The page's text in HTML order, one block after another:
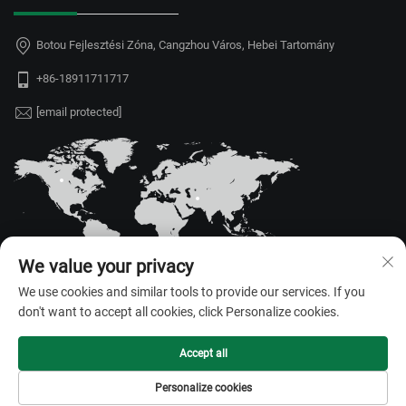
Botou Fejlesztési Zóna, Cangzhou Város, Hebei Tartomány
+86-18911711717
[email protected]
Minden jog fenntartva. —Adatvédelmi irányelvek
We value your privacy
We use cookies and similar tools to provide our services. If you
don't want to accept all cookies, click Personalize cookies.
Personalize cookies
Accept all